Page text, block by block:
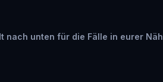
nach unten für die Fälle in eurer